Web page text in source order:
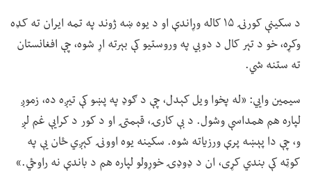
د سکینې کورنۍ ۱۵ کاله وړاندې او د یوه ښه ژوند په تمه ایران ته کډه
وکړه، خو د تېر کال د دوبي په وروستیو کې بېرته اړ شوه، چې افغانستان
ته ستنه شي.
سیمین وايي: «له پخوا ویل کېدل، چې د ګوډ په پښو کې تیږه ده، زموږ
لپاره هم همداسې وشول. د بې کارۍ، قېمتۍ او د کور د کرایې غم لږ
و، چې دا پېښه پرې ورزیاته شوه. سکینه یوه اوونۍ کېږي ځان یې په
کوټه کې بندي کړی، ان د ډوډۍ خوړولو لپاره هم د باندې نه راوځي.»